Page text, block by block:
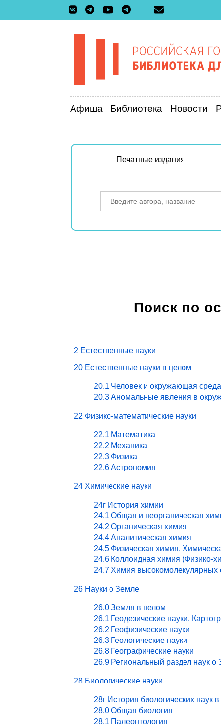
Афиша Библиотека Новости
Печатные издания
Поиск по
2 Естественные науки
20 Естественные науки в целом
20.1 Человек и окружающая
20.3 Аномальные явления в
22 Физико-математические науки
22.1 Математика
22.2 Механика
22.3 Физика
22.6 Астрономия
24 Химические науки
24г История химии
24.1 Общая и неорганическая
24.2 Органическая химия
24.4 Аналитическая химия
24.5 Физическая химия.
24.6 Коллоидная химия (Физико-
24.7 Химия высокомолекулярных
26 Науки о Земле
26.0 Земля в целом
26.1 Геодезические науки.
26.2 Геофизические науки
26.3 Геологические науки
26.8 Географические науки
26.9 Региональный раздел наук о
28 Биологические науки
28г История биологических наук
28.0 Общая биология
28.1 Палеонтология